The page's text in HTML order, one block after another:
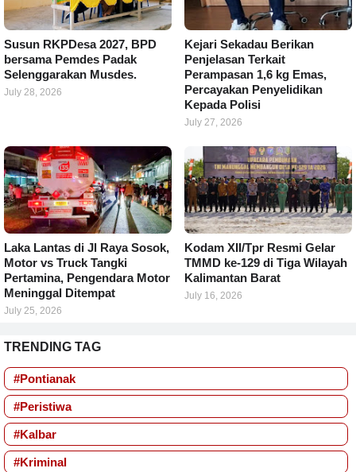
Susun RKPDesa 2027, BPD
bersama Pemdes Padak
Selenggarakan Musdes.
July 28, 2026
Kejari Sekadau Berikan
Penjelasan Terkait
Perampasan 1,6 kg Emas,
Percayakan Penyelidikan
Kepada Polisi
July 27, 2026
Laka Lantas di Jl Raya Sosok,
Motor vs Truck Tangki
Pertamina, Pengendara Motor
Meninggal Ditempat
July 25, 2026
Kodam XII/Tpr Resmi Gelar
TMMD ke-129 di Tiga Wilayah
Kalimantan Barat
July 16, 2026
TRENDING TAG
#Pontianak
#Peristiwa
#Kalbar
#Kriminal